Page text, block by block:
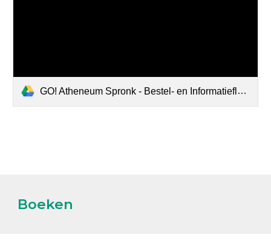
GO! Atheneum Spronk - Bestel- en Informatieflyer - Schooljaar 2026-2027.pdf
Boeken